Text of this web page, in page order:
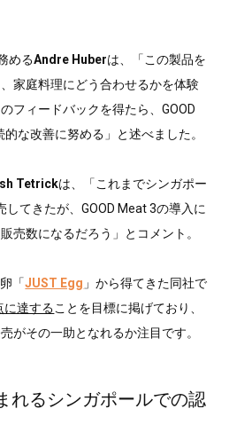
めるAndre Huberは、「この製品を
家庭料理にどう合わせるかを体験
フィードバックを得たら、GOOD
な改善に努める」と述べました。
Tetrickは、「これまでシンガポー
てきたが、GOOD Meat 3の導入に
売数になるだろう」とコメント。
「JUST Egg 」から得てきた同社で
に達することを目標に掲げており、
がその一助となれるか注目です。
れるシンガポールでの認